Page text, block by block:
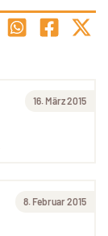
8. Februar 2015
16. März 2015